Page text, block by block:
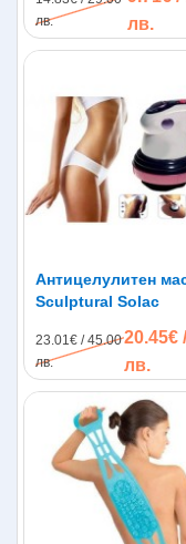
Работно
Време за
Зарядно
В
1 х
4 х Сменяеми
1 х Адаптер
лв.
лв.
Антицелулитен
Sculptural Solac
23.01€ / 45.00
лв.
20.45€
лв.